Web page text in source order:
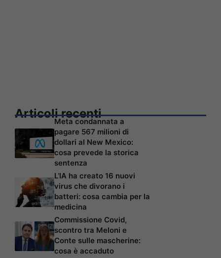
Articoli recenti
Meta condannata a
pagare 567 milioni di
dollari al New Mexico:
cosa prevede la storica
sentenza
L’IA ha creato 16 nuovi
virus che divorano i
batteri: cosa cambia per la
medicina
Commissione Covid,
scontro tra Meloni e
Conte sulle mascherine:
cosa è accaduto